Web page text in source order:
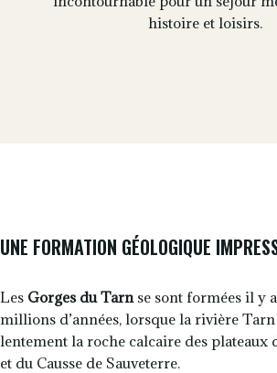
histoire et loisirs.
UNE FORMATION GÉOLOGIQUE
Les Gorges du Tarnse sont formées il y
millions d’années, lorsque la rivière Tarn
lentement la roche calcaire des plateaux
et du Causse de Sauveterre.